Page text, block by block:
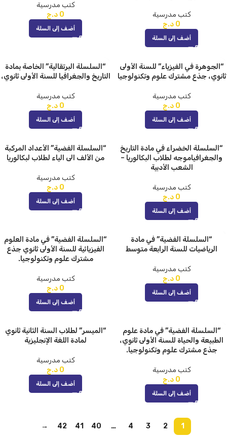
كتب مدرسية
0 د.ج
أضف إلى السلة
كتب مدرسية
0 د.ج
أضف إلى السلة
“الجوهرة في الفيزياء” للسنة الأولى
ثانوي، جذع مشترك علوم وتكنولوجيا
كتب مدرسية
0 د.ج
أضف إلى السلة
“السلسلة البرتقالية” الخاصة بمادة
التاريخ والجغرافيا للسنة الأولى ثانوي،
كتب مدرسية
0 د.ج
أضف إلى السلة
“السلسلة الخضراء في مادة التاريخ
والجغرافياموجه لطلاب البكالوريا –
الشعب الأدبية
كتب مدرسية
0 د.ج
أضف إلى السلة
“السلسلة الفضية” الأعداد المركبة
من الألف الى الياء لطلاب لبكالوريا
كتب مدرسية
0 د.ج
أضف إلى السلة
“السلسلة الفضية” في مادة
الرياضيات للسنة الرابعة متوسط
كتب مدرسية
0 د.ج
أضف إلى السلة
“السلسلة الفضية” في مادة العلوم
الفيزيائية للسنة الأولى ثانوي جذع
مشترك علوم وتكنولوجيا.
كتب مدرسية
0 د.ج
أضف إلى السلة
“السلسلة الفضية” في مادة علوم
الطبيعة والحياة للسنة الأولى ثانوي،
جذع مشترك علوم وتكنولوجيا.
كتب مدرسية
0 د.ج
أضف إلى السلة
“الميسر” لطلاب السنة الثانية ثانوي
لمادة اللغة الإنجليزية
كتب مدرسية
0 د.ج
أضف إلى السلة
1
2
3
4
…
40
41
42
→